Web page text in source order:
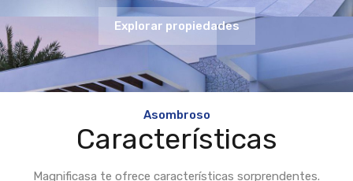
Explorar propiedades
Asombroso
Características
Magnificasa te ofrece características sorprendentes.